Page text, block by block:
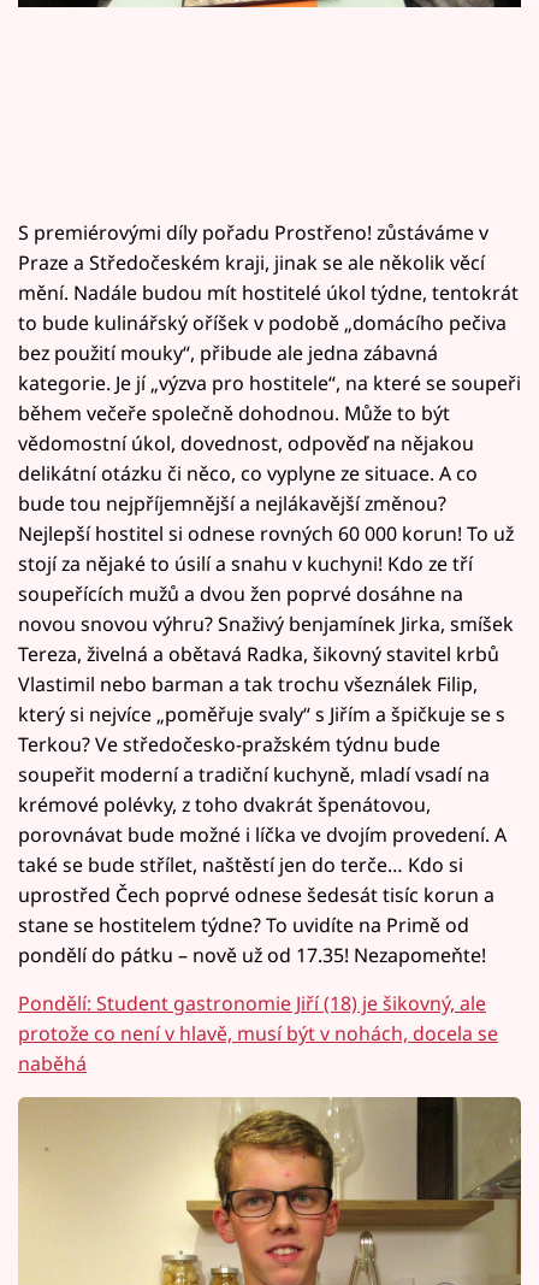
Přihlášení
Sledujte nás
S premiérovými díly pořadu Prostřeno! zůstáváme v
Praze a Středočeském kraji, jinak se ale několik věcí
mění. Nadále budou mít hostitelé úkol týdne, tentokrát
to bude kulinářský oříšek v podobě „domácího pečiva
bez použití mouky“, přibude ale jedna zábavná
kategorie. Je jí „výzva pro hostitele“, na které se soupeři
během večeře společně dohodnou. Může to být
vědomostní úkol, dovednost, odpověď na nějakou
delikátní otázku či něco, co vyplyne ze situace. A co
bude tou nejpříjemnější a nejlákavější změnou?
Nejlepší hostitel si odnese rovných 60 000 korun! To už
stojí za nějaké to úsilí a snahu v kuchyni! Kdo ze tří
soupeřících mužů a dvou žen poprvé dosáhne na
novou snovou výhru? Snaživý benjamínek Jirka, smíšek
Tereza, živelná a obětavá Radka, šikovný stavitel krbů
Vlastimil nebo barman a tak trochu všeználek Filip,
který si nejvíce „poměřuje svaly“ s Jiřím a špičkuje se s
Terkou? Ve středočesko-pražském týdnu bude
soupeřit moderní a tradiční kuchyně, mladí vsadí na
krémové polévky, z toho dvakrát špenátovou,
porovnávat bude možné i líčka ve dvojím provedení. A
také se bude střílet, naštěstí jen do terče… Kdo si
uprostřed Čech poprvé odnese šedesát tisíc korun a
stane se hostitelem týdne? To uvidíte na Primě od
pondělí do pátku – nově už od 17.35! Nezapomeňte!
Pondělí: Student gastronomie Jiří (18) je šikovný, ale
protože co není v hlavě, musí být v nohách, docela se
naběhá